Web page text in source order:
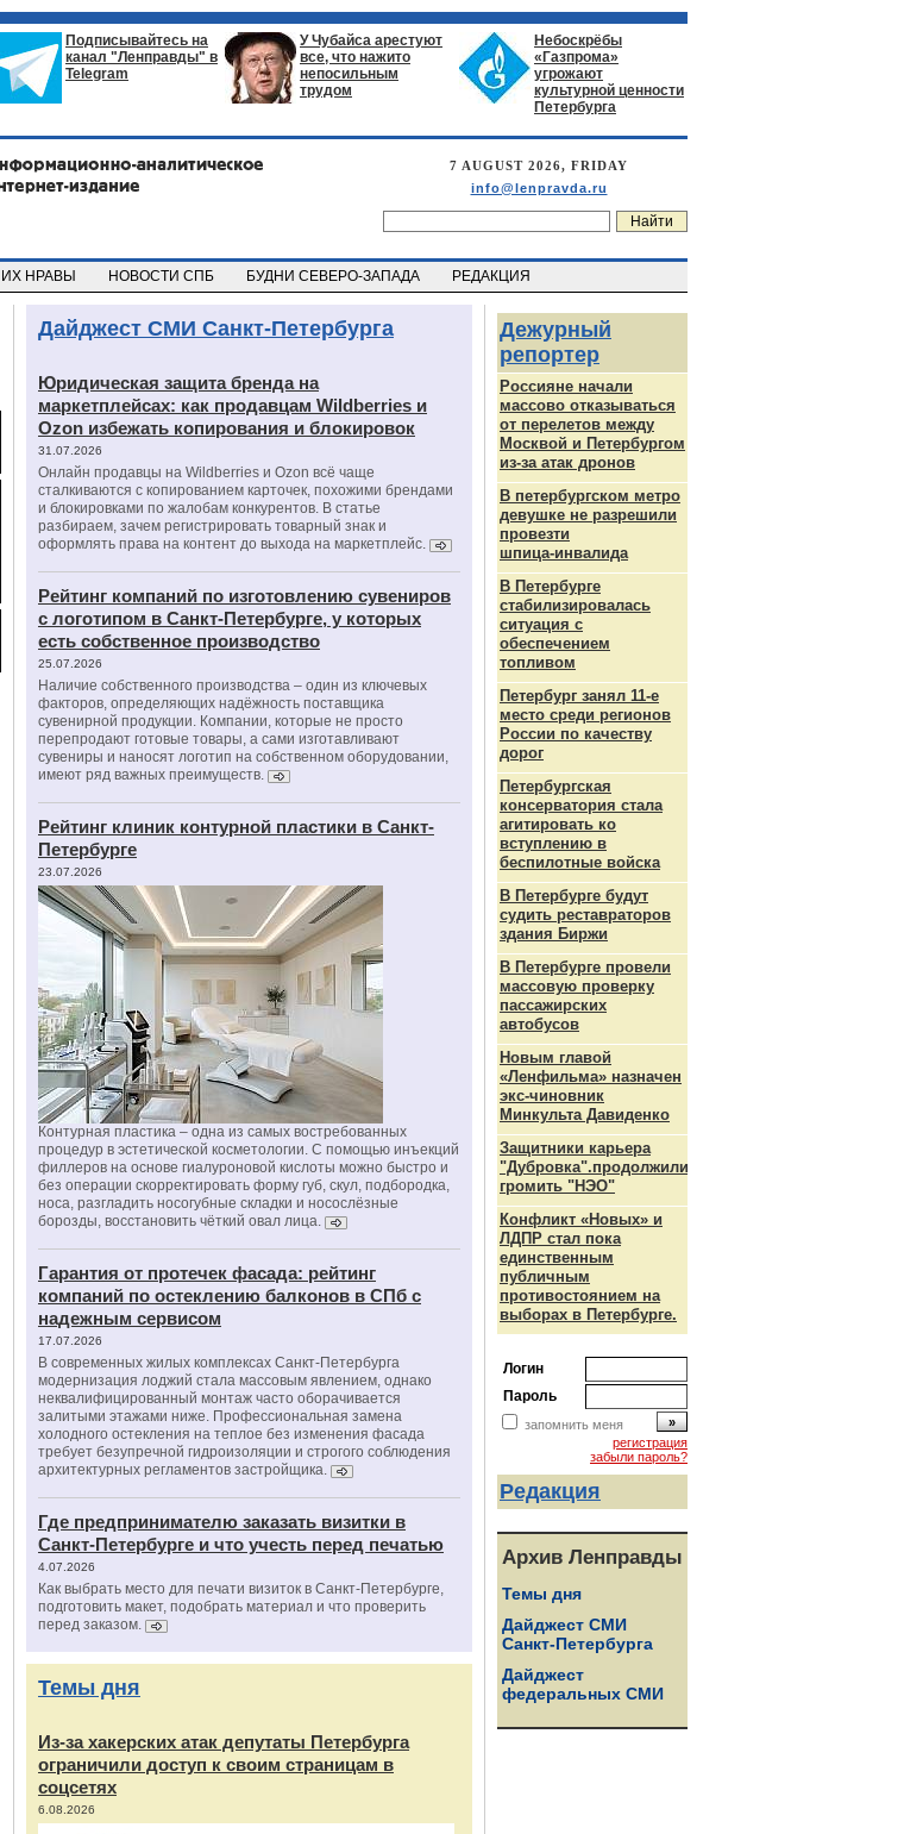
Подписывайтесь на
канал "Ленправды" в
Telegram
У Чубайса арестуют
все, что нажито
непосильным
трудом
Небоскрёбы
«Газпрома»
угрожают
культурной ценности
Петербурга
7 AUGUST 2026, FRIDAY
info@lenpravda.ru
ИХ НРАВЫ НОВОСТИ СПБ БУДНИ СЕВЕРО-ЗАПАДА РЕДАКЦИЯ
Дайджест СМИ Санкт-Петербурга
Юридическая защита бренда на
маркетплейсах: как продавцам Wildberries и
Ozon избежать копирования и блокировок
31.07.2026
Онлайн продавцы на Wildberries и Ozon всё чаще
сталкиваются с копированием карточек, похожими брендами
и блокировками по жалобам конкурентов. В статье
разбираем, зачем регистрировать товарный знак и
оформлять права на контент до выхода на маркетплейс.
Рейтинг компаний по изготовлению сувениров
с логотипом в Санкт-Петербурге, у которых
есть собственное производство
25.07.2026
Наличие собственного производства – один из ключевых
факторов, определяющих надёжность поставщика
сувенирной продукции. Компании, которые не просто
перепродают готовые товары, а сами изготавливают
сувениры и наносят логотип на собственном оборудовании,
имеют ряд важных преимуществ.
Рейтинг клиник контурной пластики в Санкт-
Петербурге
23.07.2026
Контурная пластика – одна из самых востребованных
процедур в эстетической косметологии. С помощью инъекций
филлеров на основе гиалуроновой кислоты можно быстро и
без операции скорректировать форму губ, скул, подбородка,
носа, разгладить носогубные складки и носослёзные
борозды, восстановить чёткий овал лица.
Гарантия от протечек фасада: рейтинг
компаний по остеклению балконов в СПб с
надежным сервисом
17.07.2026
В современных жилых комплексах Санкт-Петербурга
модернизация лоджий стала массовым явлением, однако
неквалифицированный монтаж часто оборачивается
залитыми этажами ниже. Профессиональная замена
холодного остекления на теплое без изменения фасада
требует безупречной гидроизоляции и строгого соблюдения
архитектурных регламентов застройщика.
Где предпринимателю заказать визитки в
Санкт-Петербурге и что учесть перед печатью
4.07.2026
Как выбрать место для печати визиток в Санкт-Петербурге,
подготовить макет, подобрать материал и что проверить
перед заказом.
Темы дня
Из‑за хакерских атак депутаты Петербурга
ограничили доступ к своим страницам в
соцсетях
6.08.2026
Дежурный
репортер
Россияне начали
массово отказываться
от перелетов между
Москвой и Петербургом
из-за атак дронов
В петербургском метро
девушке не разрешили
провезти
шпица‑инвалида
В Петербурге
стабилизировалась
ситуация с
обеспечением
топливом
Петербург занял 11-е
место среди регионов
России по качеству
дорог
Петербургская
консерватория стала
агитировать ко
вступлению в
беспилотные войска
В Петербурге будут
судить реставраторов
здания Биржи
В Петербурге провели
массовую проверку
пассажирских
автобусов
Новым главой
«Ленфильма» назначен
экс-чиновник
Минкульта Давиденко
Защитники карьера
"Дубровка".продолжили
громить "НЭО"
Конфликт «Новых» и
ЛДПР стал пока
единственным
публичным
противостоянием на
выборах в Петербурге.
Логин
Пароль
запомнить меня
регистрация
забыли пароль?
Редакция
Архив Ленправды
Темы дня
Дайджест СМИ
Санкт-Петербурга
Дайджест
федеральных СМИ